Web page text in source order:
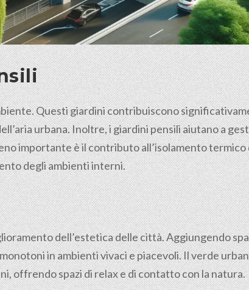
Questi giardini contribuiscono
urbana. Inoltre, i giardini pensili aiutano a
importante è il contributo all’isolamento
degli ambienti interni.
dell’estetica delle città. Aggiungendo
in ambienti vivaci e piacevoli. Il verde
, offrendo spazi di relax e di contatto con la natura.